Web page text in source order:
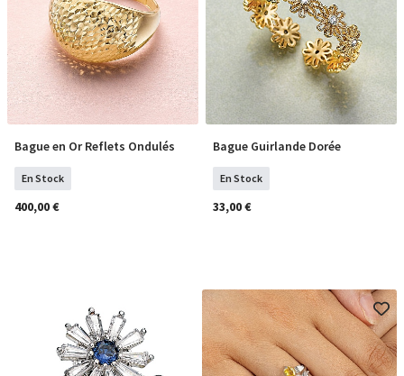
Sélectionner Tailles
Bague en Or Reflets Ondulés
En Stock
400,00 €
COMMANDER
Bague Guirlande Dorée
En Stock
33,00 €